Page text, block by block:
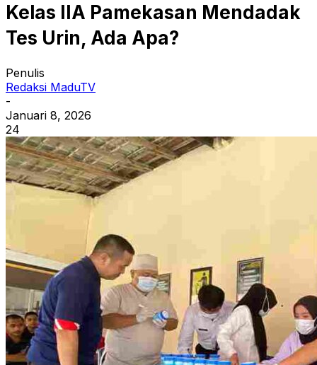
Kelas IIA Pamekasan Mendadak
Tes Urin, Ada Apa?
Penulis
Redaksi MaduTV
-
Januari 8, 2026
24